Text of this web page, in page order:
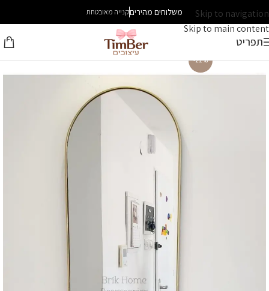
Skip to navigation
Skip to main content
משלוחים מהיריםקנייה מאובטחת
תפריט
-22%